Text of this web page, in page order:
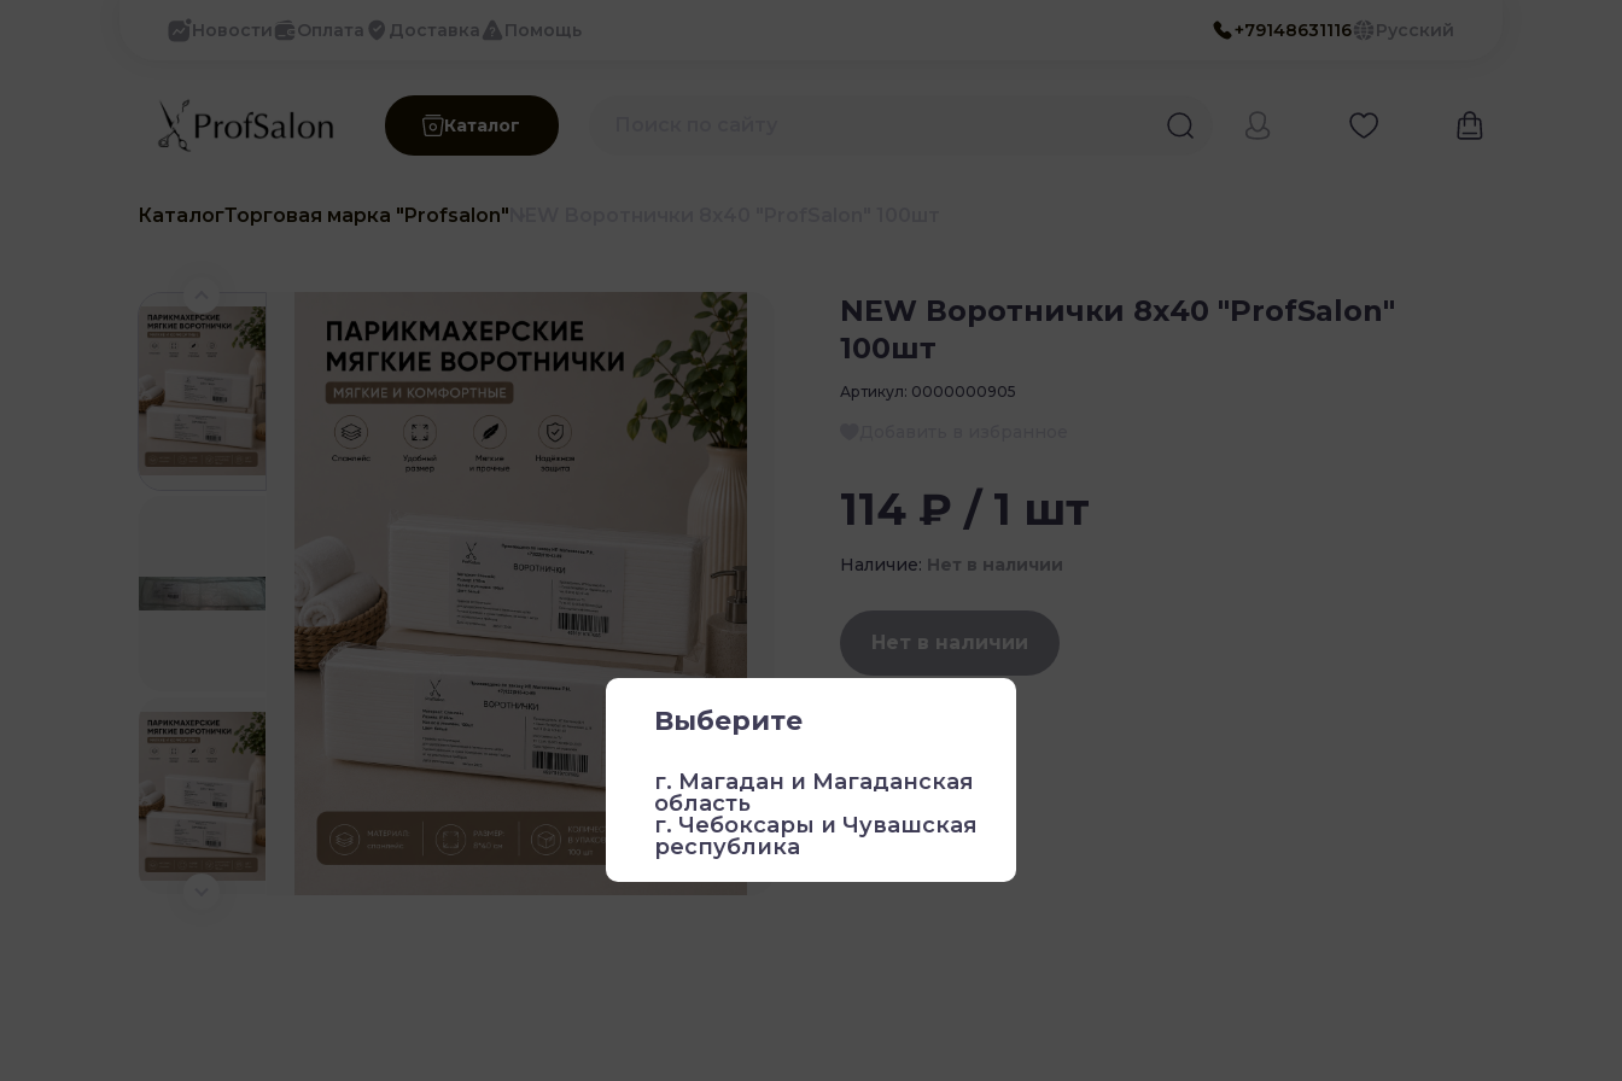
Новости Оплата Доставка Помощь +79148631116 Русский
Каталог
КаталогТорговая марка "Profsalon"
NEW Воротнички 8х40 "ProfSalon"
100шт
Артикул: 0000000905
114 ₽ / 1 шт
Наличие: Нет в наличии
Нет в наличии
Выберите
г. Магадан и Магаданская
область
г. Чебоксары и Чувашская
республика